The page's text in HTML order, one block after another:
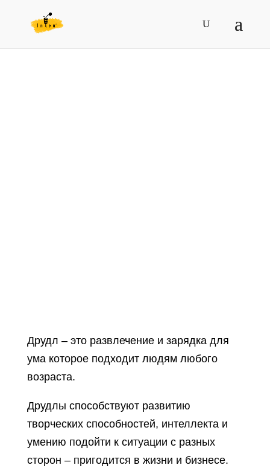
Друдл – это развлечение и зарядка для
ума которое подходит людям любого
возраста.
Друдлы способствуют развитию
творческих способностей, интеллекта и
умению подойти к ситуации с разных
сторон – пригодится в жизни и бизнесе.